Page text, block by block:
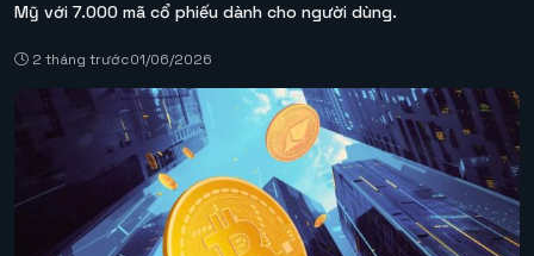
Mỹ với 7.000 mã cổ phiếu dành cho người dùng.
2 tháng trước01/06/2026